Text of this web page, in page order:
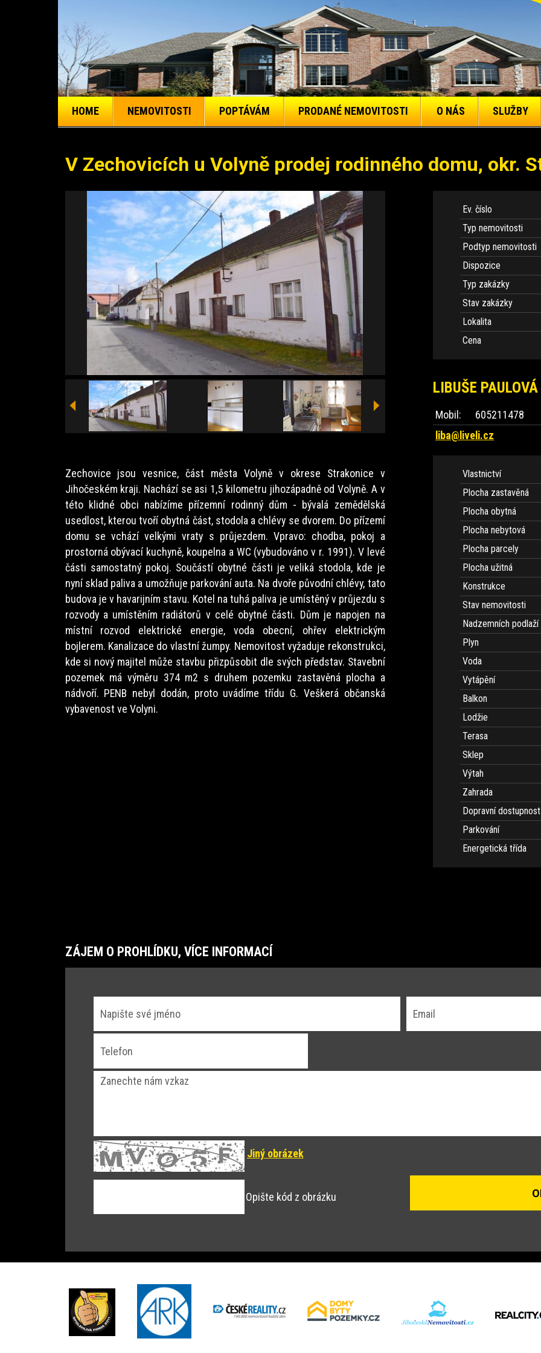
HOME NEMOVITOSTI POPTÁVÁM PRODANÉ NEMOVITOSTI O NÁS SLUŽBY
V Zechovicích u Volyně prodej rodinného domu, okr.
Ev. číslo
Typ nemovitosti
Podtyp nemovitosti
Dispozice
Typ zakázky
Stav zakázky
Lokalita
Cena
LIBUŠE PAULOVÁ
Mobil:
605211478
liba@liveli.cz
Zechovice jsou vesnice, část města Volyně v okrese Strakonice v
Jihočeském kraji. Nachází se asi 1,5 kilometru jihozápadně od Volyně. A v
této klidné obci nabízíme přízemní rodinný dům - bývalá zemědělská
usedlost, kterou tvoří obytná část, stodola a chlévy se dvorem. Do přízemí
domu se vchází velkými vraty s průjezdem. Vpravo: chodba, pokoj a
prostorná obývací kuchyně, koupelna a WC (vybudováno v r. 1991). V levé
části samostatný pokoj. Součástí obytné části je veliká stodola, kde je
nyní sklad paliva a umožňuje parkování auta. Na dvoře původní chlévy, tato
budova je v havarijním stavu. Kotel na tuhá paliva je umístěný v průjezdu s
rozvody a umístěním radiátorů v celé obytné části. Dům je napojen na
místní rozvod elektrické energie, voda obecní, ohřev elektrickým
bojlerem. Kanalizace do vlastní žumpy. Nemovitost vyžaduje rekonstrukci,
kde si nový majitel může stavbu přizpůsobit dle svých představ. Stavební
pozemek má výměru 374 m2 s druhem pozemku zastavěná plocha a
nádvoří. PENB nebyl dodán, proto uvádíme třídu G. Veškerá občanská
vybavenost ve Volyni.
Vlastnictví
Plocha zastavěná
Plocha obytná
Plocha nebytová
Plocha parcely
Plocha užitná
Konstrukce
Stav nemovitosti
Nadzemních podlaží
Plyn
Voda
Vytápění
Balkon
Lodžie
Terasa
Sklep
Výtah
Zahrada
Dopravní dostupnost
Parkování
Energetická třída
ZÁJEM O PROHLÍDKU, VÍCE INFORMACÍ
Jiný obrázek
Opište kód z obrázku